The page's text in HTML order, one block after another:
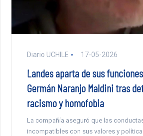
Diario UCHILE 17-05-2026
Landes aparta de sus
Germán Naranjo Maldini tras
racismo y homofobia
La compañía aseguró que las
incompatibles con sus valores y